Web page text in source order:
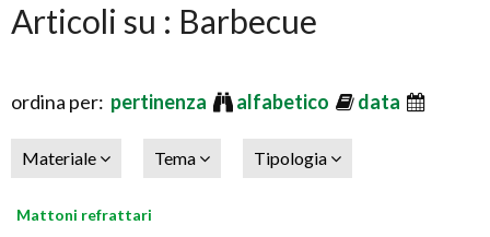
Articoli su : Barbecue
ordina per: pertinenza alfabetico data
Materiale Tema Tipologia
Mattoni refrattari